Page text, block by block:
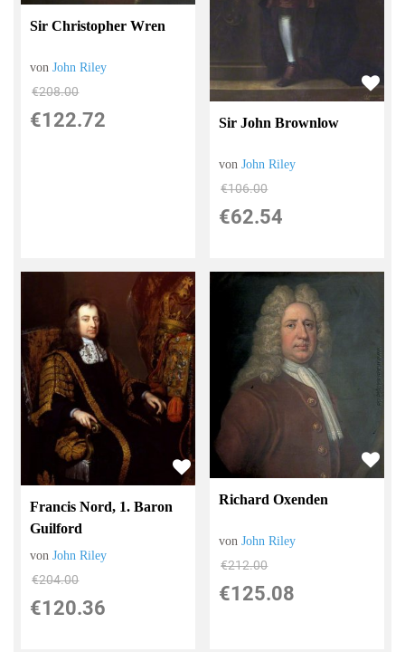
Sir Christopher Wren
vonJohn Riley
€208.00
€122.72 Sir John Brownlow
vonJohn Riley
€106.00
€62.54
Francis Nord, 1. Baron
Guilford
vonJohn Riley
€204.00
€120.36
Richard Oxenden
vonJohn Riley
€212.00
€125.08